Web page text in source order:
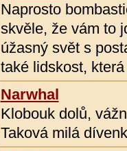
Naprosto
skvěle, že vám to
úžasný svět s
také lidskost,
Narwhal
Klobouk dolů,
Taková milá